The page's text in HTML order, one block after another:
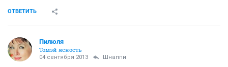
ОТВЕТИТЬ
Пилюля
Томэй ясность
04 сентября 2013 Шнаппи